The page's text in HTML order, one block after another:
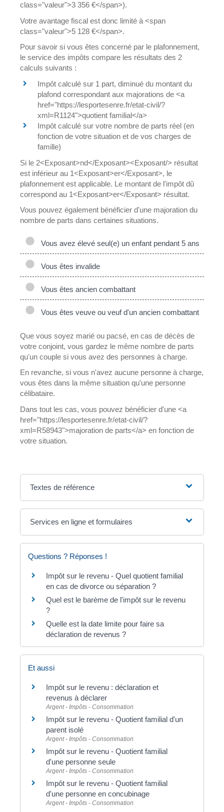
class="valeur">3 356 €</span>).
Votre avantage fiscal est donc limité à <span
class="valeur">5 128 €</span>.
Pour savoir si vous êtes concerné par le plafonnement,
le service des impôts compare les résultats des 2
calculs suivants :
Impôt calculé sur 1 part, diminué du montant du
plafond correspondant aux majorations de <a
href="https://lesportesenre.fr/etat-civil/?
xml=R1124">quotient familial</a>
Impôt calculé sur votre nombre de parts réel (en
fonction de votre situation et de vos charges de
famille)
Si le 2<Exposant>nd</Exposant><Exposant/> résultat
est inférieur au 1<Exposant>er</Exposant>, le
plafonnement est applicable. Le montant de l'impôt dû
correspond au 1<Exposant>er</Exposant> résultat.
Vous pouvez également bénéficier d'une majoration du
nombre de parts dans certaines situations.
Vous avez élevé seul(e) un enfant pendant 5 ans
Vous êtes invalide
Vous êtes ancien combattant
Vous êtes veuve ou veuf d'un ancien combattant
Que vous soyez marié ou pacsé, en cas de décès de
votre conjoint, vous gardez le même nombre de parts
qu'un couple si vous avez des personnes à charge.
En revanche, si vous n'avez aucune personne à charge,
vous êtes dans la même situation qu'une personne
célibataire.
Dans tout les cas, vous pouvez bénéficier d'une <a
href="https://lesportesenre.fr/etat-civil/?
xml=R58943">majoration de parts</a> en fonction de
votre situation.
Textes de référence
Services en ligne et formulaires
Questions ? Réponses !
Impôt sur le revenu - Quel quotient familial
en cas de divorce ou séparation ?
Quel est le barème de l'impôt sur le revenu
?
Quelle est la date limite pour faire sa
déclaration de revenus ?
Et aussi
Impôt sur le revenu : déclaration et
revenus à déclarer
Argent - Impôts - Consommation
Impôt sur le revenu - Quotient familial d'un
parent isolé
Argent - Impôts - Consommation
Impôt sur le revenu - Quotient familial
d'une personne seule
Argent - Impôts - Consommation
Impôt sur le revenu - Quotient familial
d'une personne en concubinage
Argent - Impôts - Consommation